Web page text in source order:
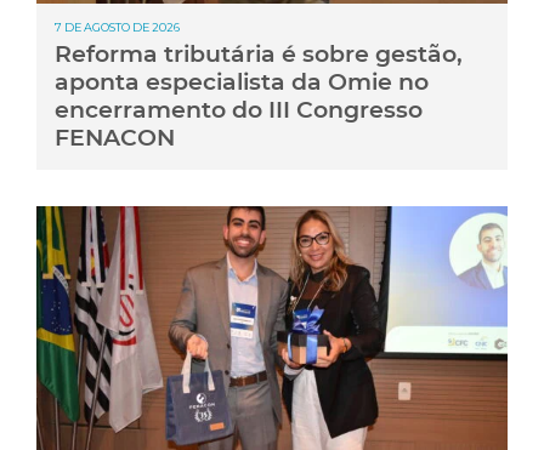
7 DE AGOSTO DE 2026
Reforma tributária é sobre gestão,
aponta especialista da Omie no
encerramento do III Congresso
FENACON